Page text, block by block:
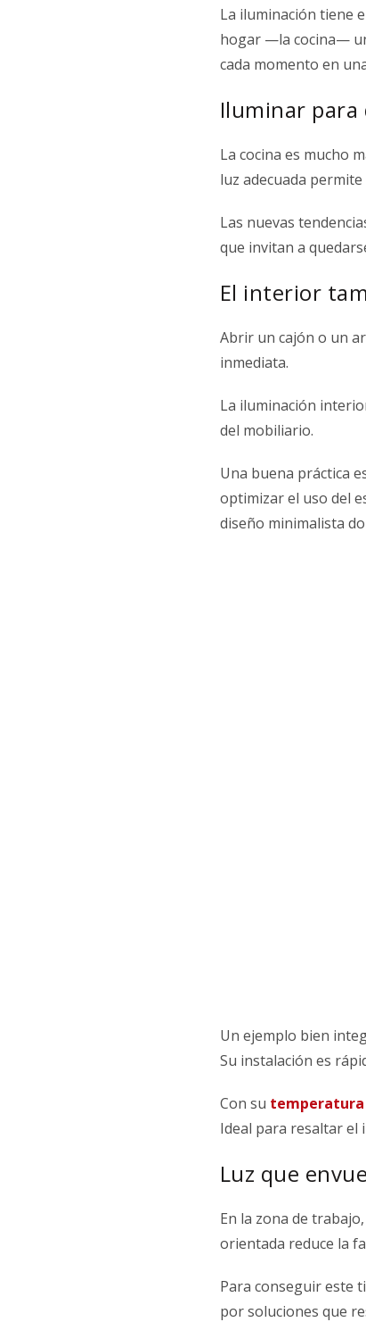
La iluminación tiene
hogar —la cocina—
cada momento en
Iluminar
La cocina es mucho
luz adecuada
Las nuevas
que invitan a
El interior
Abrir un cajón o un
inmediata.
La iluminación
del mobiliario.
Una buena práctica
optimizar el uso del
diseño minimalista
Un ejemplo bien
Su instalación es
Con su temperatura
Ideal para resaltar el
Luz que
En la zona de
orientada reduce la
Para conseguir este
por soluciones que